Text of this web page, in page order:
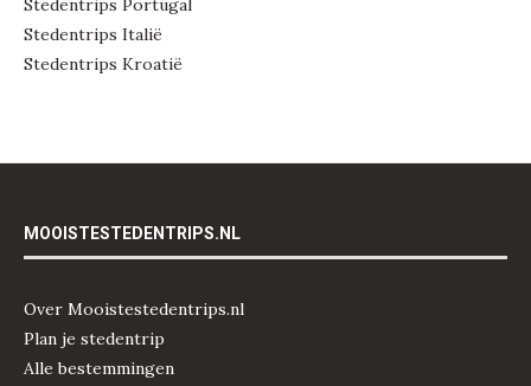
Stedentrips Portugal
Stedentrips Italië
Stedentrips Kroatië
MOOISTESTEDENTRIPS.NL
Over Mooistestedentrips.nl
Plan je stedentrip
Alle bestemmingen